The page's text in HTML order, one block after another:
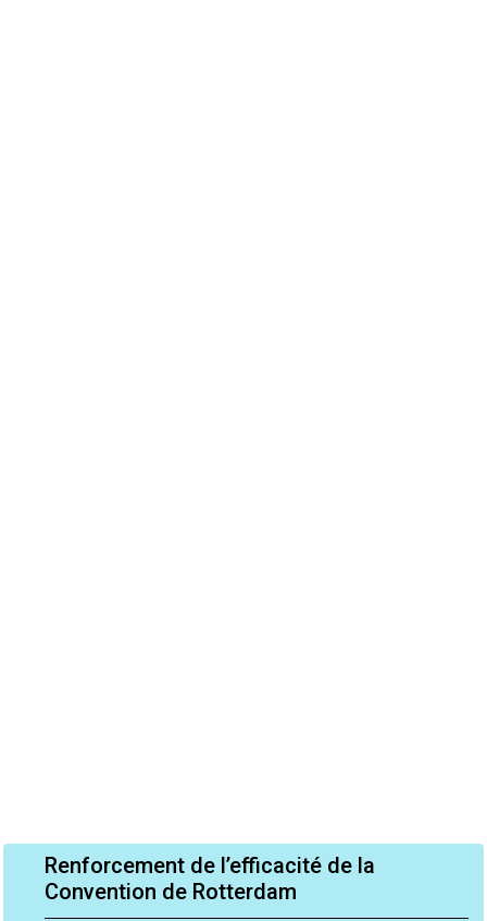
Renforcement de l’efficacité de la
Convention de Rotterdam